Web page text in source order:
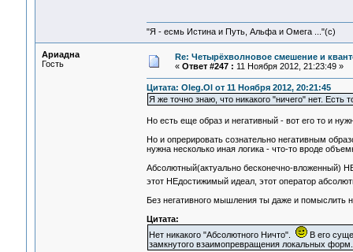
"Я - есмь Истина и Путь, Альфа и Омега ..."(с)
Ариадна
Гость
Re: Четырёхволновое смешение и
« Ответ #247 : 11 Ноября 2012, 21:23:49 »
Цитата: Oleg.Ol от 11 Ноября 2012, 20:21:45
Я же точно знаю, что никакого "ничего" нет. Есть
Но есть еще образ и негативный - вот его то и
Но и опрерировать сознательно негативным
нужна несколько иная логика - что-то вроде
Абсолютный(актуально бесконечно-вложенный)
этот НЕдостижимый идеал, этот оператор
Без негативного мышления ты даже и
Цитата:
Нет никакого "Абсолютного Ничто".
В его
замкнутого взаимопревращения локальных форм.